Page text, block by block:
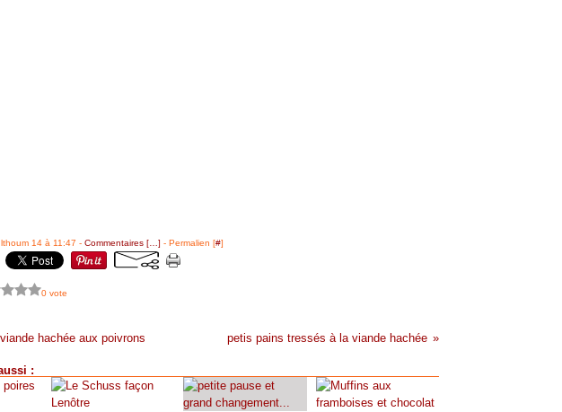
14 à 11:47 - Commentaires [ ] - Permalien [#]
0 vote
hachée aux poivrons petis pains tressés à la viande hachée
: